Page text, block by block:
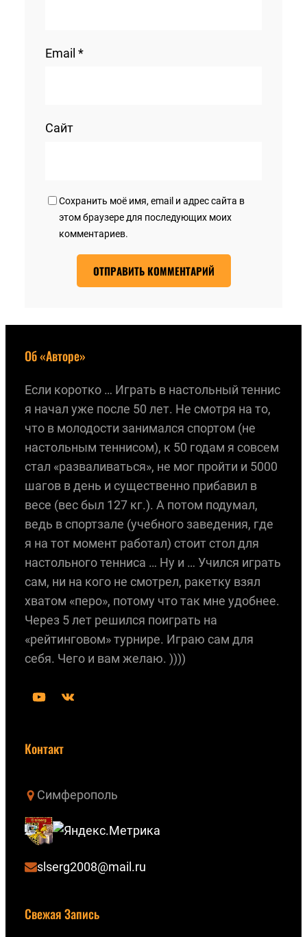
Email *
Сайт
Сохранить моё имя, email и адрес сайта в
этом браузере для последующих моих
комментариев.
Об «Авторе»
Если коротко … Играть в настольный теннис
я начал уже после 50 лет. Не смотря на то,
что в молодости занимался спортом (не
настольным теннисом), к 50 годам я совсем
стал «разваливаться», не мог пройти и 5000
шагов в день и существенно прибавил в
весе (вес был 127 кг.). А потом подумал,
ведь в спортзале (учебного заведения, где
я на тот момент работал) стоит стол для
настольного тенниса … Ну и … Учился играть
сам, ни на кого не смотрел, ракетку взял
хватом «перо», потому что так мне удобнее.
Через 5 лет решился поиграть на
«рейтинговом» турнире. Играю сам для
себя. Чего и вам желаю. ))))
Y
u
b
e
В
о
а
к
т
Контакт
Симферополь
slserg2008@mail.ru
Свежая Запись